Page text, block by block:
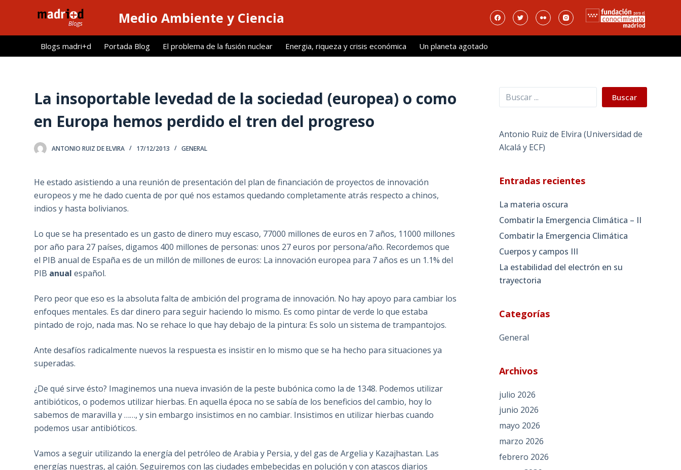
l
Medio Ambiente y Ciencia
Blogs madri+d Portada Blog El problema de la fusión nuclear Energia, riqueza y crisis económica Un planeta agotado
La insoportable levedad de la sociedad (europea) o como
en Europa hemos perdido el tren del progreso
ANTONIO RUIZ DE ELVIRA 17/12/2013 GENERAL
He estado asistiendo a una reunión de presentación del plan de financiación de proyectos de innovación
europeos y me he dado cuenta de por qué nos estamos quedando completamente atrás respecto a chinos,
indios y hasta bolivianos.
Lo que se ha presentado es un gasto de dinero muy escaso, 77000 millones de euros en 7 años, 11000 millones
por año para 27 países, digamos 400 millones de personas: unos 27 euros por persona/año. Recordemos que
el PIB anual de España es de un millón de millones de euros: La innovación europea para 7 años es un 1.1% del
PIB anual español.
Pero peor que eso es la absoluta falta de ambición del programa de innovación. No hay apoyo para cambiar los
enfoques mentales. Es dar dinero para seguir haciendo lo mismo. Es como pintar de verde lo que estaba
pintado de rojo, nada mas. No se rehace lo que hay debajo de la pintura: Es solo un sistema de trampantojos.
Ante desafíos radicalmente nuevos la respuesta es insistir en lo mismo que se ha hecho para situaciones ya
superadas.
¿De qué sirve ésto? Imaginemos una nueva invasión de la peste bubónica como la de 1348. Podemos utilizar
antibióticos, o podemos utilizar hierbas. En aquella época no se sabía de los beneficios del cambio, hoy lo
sabemos de maravilla y ……, y sin embargo insistimos en no cambiar. Insistimos en utilizar hierbas cuando
podemos usar antibióticos.
Vamos a seguir utilizando la energía del petróleo de Arabia y Persia, y del gas de Argelia y Kazajhastan. Las
energías nuestras, al cajón. Seguiremos con las ciudades embebecidas en polución y con atascos diarios
Buscar Buscar
Antonio Ruiz de Elvira (Universidad de
Alcalá y ECF)
Entradas recientes
La materia oscura
Combatir la Emergencia Climática – II
Combatir la Emergencia Climática
Cuerpos y campos III
La estabilidad del electrón en su
trayectoria
Categorías
General
Archivos
julio 2026
junio 2026
mayo 2026
marzo 2026
febrero 2026